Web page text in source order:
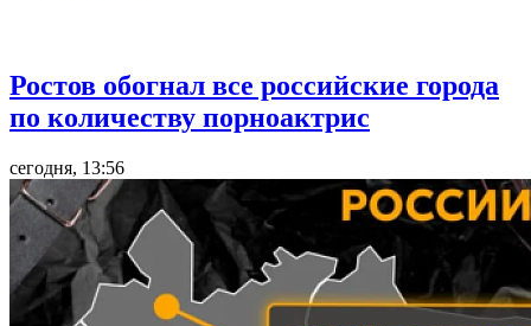
Ростов обогнал все российские города
по количеству порноактрис
сегодня, 13:56